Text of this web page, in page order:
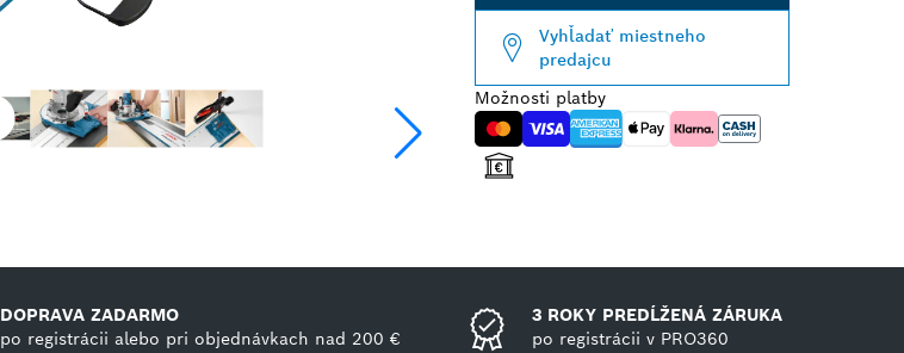
Vyhľadať miestneho
predajcu
Možnosti platby
DOPRAVA ZADARMO
po registrácii alebo pri objednávkach nad 200 €
3 ROKY PREDĹŽENÁ ZÁRUKA
po registrácii v PRO360